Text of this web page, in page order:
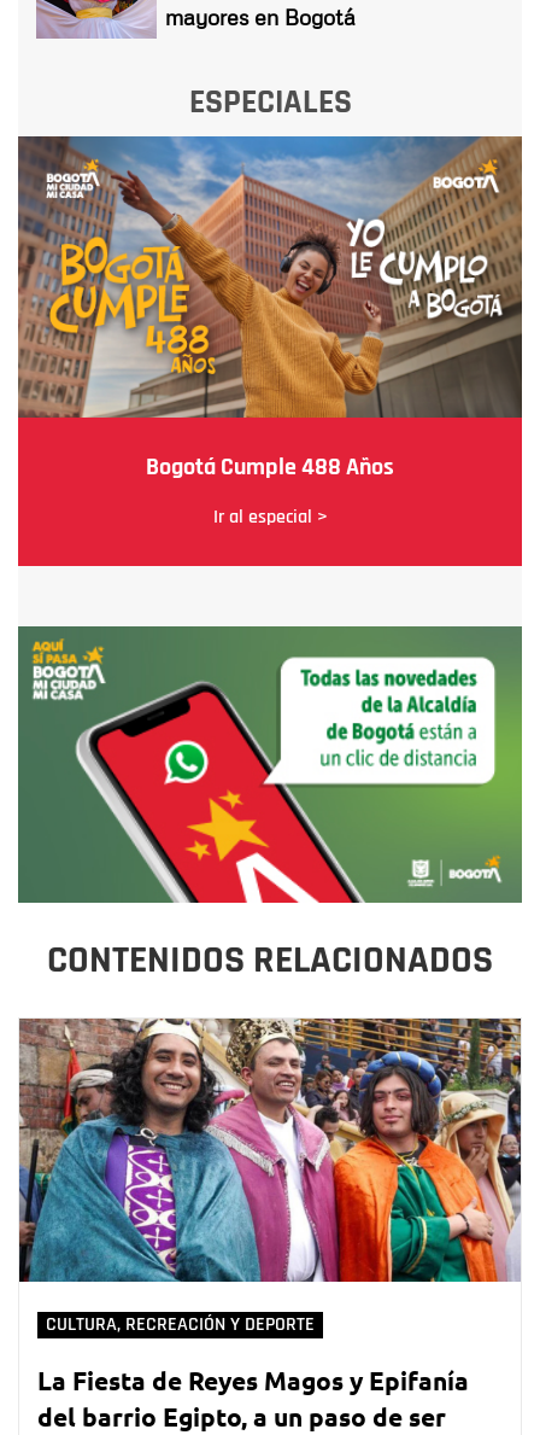
mayores en Bogotá
ESPECIALES
Bogotá Cumple 488 Años
Ir al especial >
CONTENIDOS RELACIONADOS
CULTURA, RECREACIÓN Y DEPORTE
La Fiesta de Reyes Magos y Epifanía
del barrio Egipto, a un paso de ser